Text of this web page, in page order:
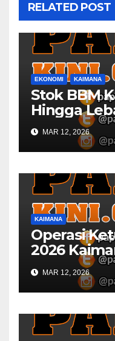
RELATED POST
EKONOMI KAIMANA
Stok BBM
Hingga
MAR 12, 2026
KAIMANA
Operasi
2026
Personil
MAR 12, 2026